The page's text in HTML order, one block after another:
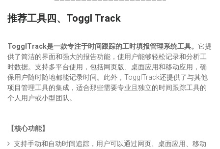
推荐工具四、 Toggl Track
TogglTrack是一款专注于时间跟踪的工时填报管理系统工具。 它提
供了简洁的界面和强大的报告功能，使用户能够轻松记录和分析工
时数据。支持多平台使用，包括网页版、桌面应用和移动应用，确
保用户随时随地都能记录时间。此外，TogglTrack还提供了与其他
项目管理工具的集成，适合那些需要专业且独立的时间跟踪工具的
个人用户或小型团队。
【核心功能】
支持手动和自动时间追踪，用户可以通过网页、桌面应用、移动